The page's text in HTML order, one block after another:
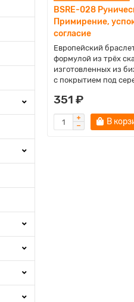
BSRE-028
Примирение,
согласие
Европейский
формулой из трёх
изготовленных из
с покрытием под
351 ₽
В